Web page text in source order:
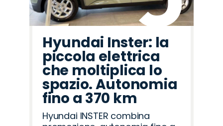
Hyundai Inster: la
piccola elettrica
che moltiplica lo
spazio. Autonomia
fino a 370 km
Hyundai INSTER combina